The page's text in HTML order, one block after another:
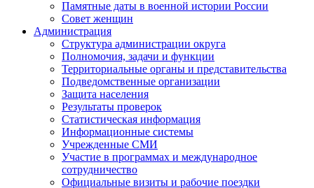
Памятные даты в военной истории России
Совет женщин
Администрация
Структура администрации округа
Полномочия, задачи и функции
Территориальные органы и представительства
Подведомственные организации
Защита населения
Результаты проверок
Статистическая информация
Информационные системы
Учрежденные СМИ
Участие в программах и международное
сотрудничество
Официальные визиты и рабочие поездки